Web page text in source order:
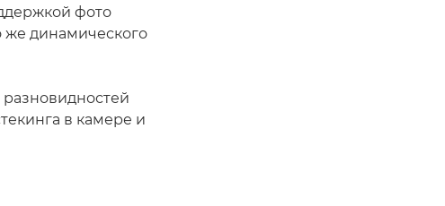
фото
же динамического
в камере и